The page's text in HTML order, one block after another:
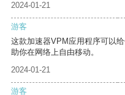
2024-01-21
游客
这款加速器VPM应用程序可以
助你在网络上自由移动。
2024-01-21
游客